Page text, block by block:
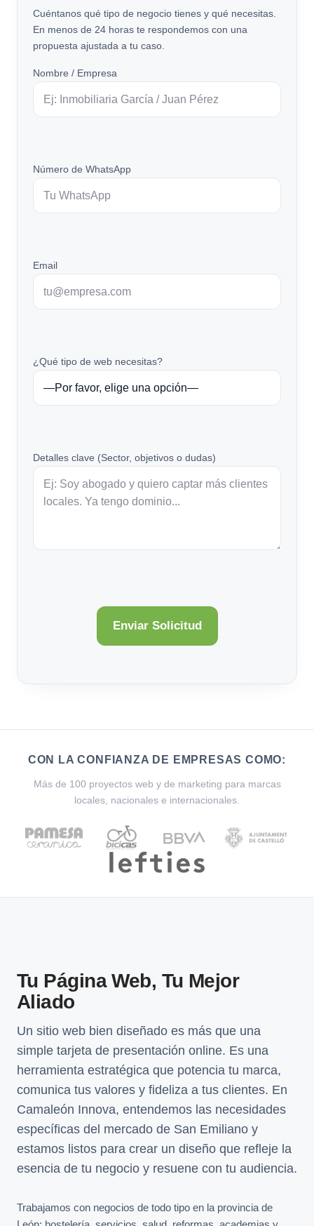
Cuéntanos qué tipo de negocio tienes y qué necesitas.
En menos de 24 horas te respondemos con una
propuesta ajustada a tu caso.
Nombre / Empresa
Número de WhatsApp
Email
¿Qué tipo de web necesitas?
Detalles clave (Sector, objetivos o dudas)
CON LA CONFIANZA DE EMPRESAS COMO:
Más de 100 proyectos web y de marketing para marcas
locales, nacionales e internacionales.
Tu Página Web, Tu Mejor
Aliado
Un sitio web bien diseñado es más que una
simple tarjeta de presentación online. Es una
herramienta estratégica que potencia tu marca,
comunica tus valores y fideliza a tus clientes. En
Camaleón Innova, entendemos las necesidades
específicas del mercado de San Emiliano y
estamos listos para crear un diseño que refleje la
esencia de tu negocio y resuene con tu audiencia.
Trabajamos con negocios de todo tipo en la provincia de